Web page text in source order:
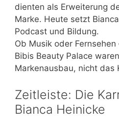
dienten als Erweiterung
Marke. Heute setzt
Podcast und Bildung.
Ob Musik oder
Bibis Beauty Palace
Markenausbau, nicht das
Zeitleiste: Die
Bianca Heinicke